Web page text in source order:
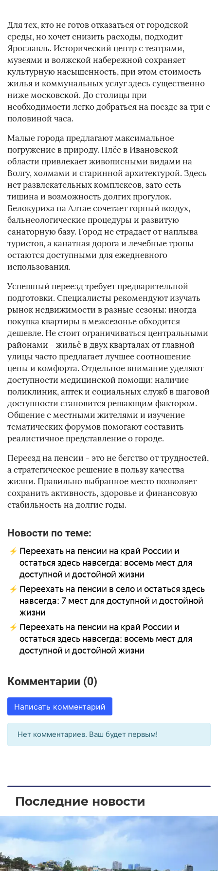
Для тех, кто не готов отказаться от городской
среды, но хочет снизить расходы, подходит
Ярославль. Исторический центр с театрами,
музеями и волжской набережной сохраняет
культурную насыщенность, при этом стоимость
жилья и коммунальных услуг здесь существенно
ниже московской. До столицы при
необходимости легко добраться на поезде за три с
половиной часа.
Малые города предлагают максимальное
погружение в природу. Плёс в Ивановской
области привлекает живописными видами на
Волгу, холмами и старинной архитектурой. Здесь
нет развлекательных комплексов, зато есть
тишина и возможность долгих прогулок.
Белокуриха на Алтае сочетает горный воздух,
бальнеологические процедуры и развитую
санаторную базу. Город не страдает от наплыва
туристов, а канатная дорога и лечебные тропы
остаются доступными для ежедневного
использования.
Успешный переезд требует предварительной
подготовки. Специалисты рекомендуют изучать
рынок недвижимости в разные сезоны: иногда
покупка квартиры в межсезонье обходится
дешевле. Не стоит ограничиваться центральными
районами - жильё в двух кварталах от главной
улицы часто предлагает лучшее соотношение
цены и комфорта. Отдельное внимание уделяют
доступности медицинской помощи: наличие
поликлиник, аптек и социальных служб в шаговой
доступности становится решающим фактором.
Общение с местными жителями и изучение
тематических форумов помогают составить
реалистичное представление о городе.
Переезд на пенсии - это не бегство от трудностей,
а стратегическое решение в пользу качества
жизни. Правильно выбранное место позволяет
сохранить активность, здоровье и финансовую
стабильность на долгие годы.
Новости по теме:
Переехать на пенсии на край России и
остаться здесь навсегда: восемь мест для
доступной и достойной жизни
Переехать на пенсии в село и остаться здесь
навсегда: 7 мест для доступной и достойной
жизни
Переехать на пенсии на край России и
остаться здесь навсегда: восемь мест для
доступной и достойной жизни
Комментарии (0)
Написать комментарий
Нет комментариев. Ваш будет первым!
Последние новости